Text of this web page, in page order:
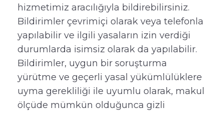
hizmetimiz aracılığıyla bildirebilirsiniz.
Bildirimler çevrimiçi olarak veya telefonla
yapılabilir ve ilgili yasaların izin verdiği
durumlarda isimsiz olarak da yapılabilir.
Bildirimler, uygun bir soruşturma
yürütme ve geçerli yasal yükümlülüklere
uyma gerekliliği ile uyumlu olarak, makul
ölçüde mümkün olduğunca gizli